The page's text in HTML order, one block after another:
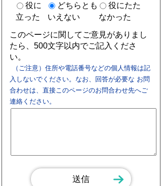
役に
立った
どちらとも
いえない
役にたた
なかった
このページに関してご意見がありまし
たら、500文字以内でご記入くださ
い。
（ご注意）住所や電話番号などの個人情報は記
入しないでください。なお、回答が必要な お問
合わせは、直接このページのお問合わせ先へご
連絡ください。